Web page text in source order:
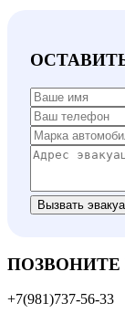
Вызвать
ПОЗВОНИТЕ
+7(981)737-56-33